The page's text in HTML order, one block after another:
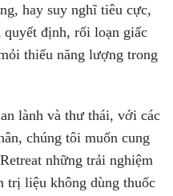
hay suy nghĩ tiêu cực,
quyết định, rối loạn giấc
thiếu năng lượng trong
lành và thư thái, với các
chúng tôi muốn cung
những trải nghiệm
trị liệu không dùng thuốc